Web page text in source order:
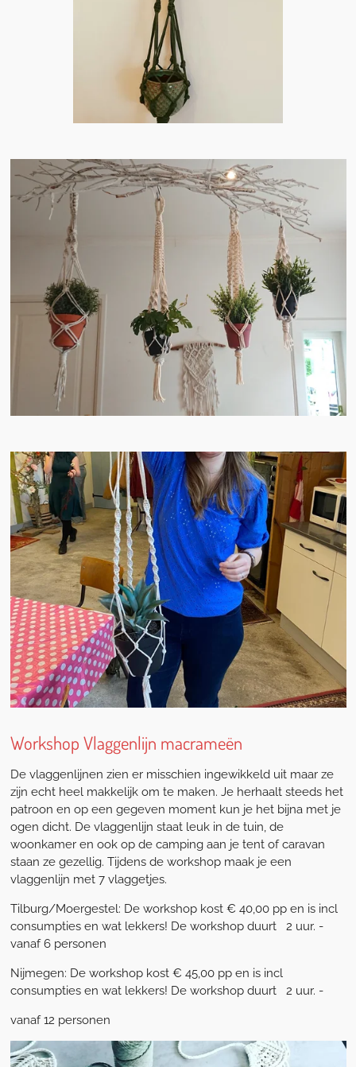
Workshop Vlaggenlijn macrameën
De vlaggenlijnen zien er misschien ingewikkeld uit maar ze
zijn echt heel makkelijk om te maken. Je herhaalt steeds het
patroon en op een gegeven moment kun je het bijna met je
ogen dicht. De vlaggenlijn staat leuk in de tuin, de
woonkamer en ook op de camping aan je tent of caravan
staan ze gezellig. Tijdens de workshop maak je een
vlaggenlijn met 7 vlaggetjes.
Tilburg/Moergestel: De workshop kost € 40,00 pp en is incl
consumpties en wat lekkers! De workshop duurt 2 uur. -
vanaf 6 personen
Nijmegen: De workshop kost € 45,00 pp en is incl
consumpties en wat lekkers! De workshop duurt 2 uur. -
vanaf 12 personen